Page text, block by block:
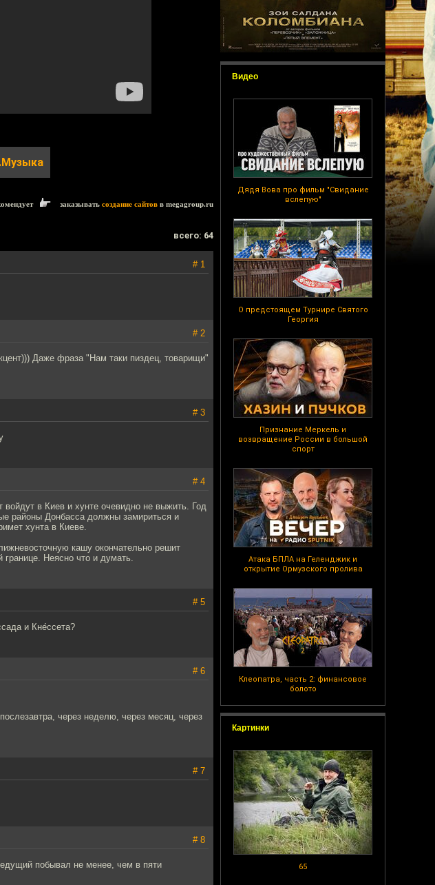
Видео
Дядя Вова про фильм "Свидание
вслепую"
О предстоящем Турнире Святого
Георгия
Признание Меркель и
возвращение России в большой
спорт
Атака БПЛА на Геленджик и
открытие Ормузского пролива
Клеопатра, часть 2: финансовое
болото
Картинки
65
заказывать создание сайтов в megagroup.ru
всего: 64
# 1
# 2
Даже фраза "Нам таки пиздец, товарищи"
# 3
# 4
в Киев и хунте очевидно не выжить. Год
районы Донбасса должны замириться и
хунта в Киеве.
кашу окончательно решит
границе. Неясно что и думать.
# 5
и Кне́ссета?
# 6
через неделю, через месяц, через
# 7
# 8
побывал не менее, чем в пяти